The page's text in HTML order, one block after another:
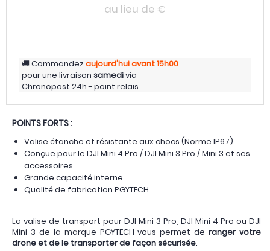
au lieu de €
Commandezaujourd'huiavant 15h00
pour une livraison samedivia
Chronopost 24h - point relais
POINTS FORTS :
Valise étanche et résistante aux chocs (Norme IP67)
Conçue pour le DJI Mini 4 Pro / DJI Mini 3 Pro / Mini 3 et ses
accessoires
Grande capacité interne
Qualité de fabrication PGYTECH
La valise de transport pour DJI Mini 3 Pro, DJI Mini 4 Pro ou DJI
Mini 3 de la marque PGYTECH vous permet deranger votre
drone et de le transporter de façon sécurisée.